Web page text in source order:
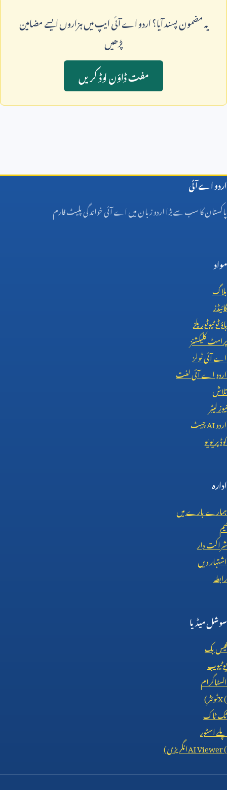
يہ مضمون پسند آيا؟ اردو اے آئی ايپ ميں ہزاروں ايسے مضامين
پڑھيں
مفت ڈاؤن لوڈ کريں
اردو اے آئی
پاکستان کا سب سے بڑا اردو زبان میں اے آئی خواندگی پلیٹ فارم
مواد
بلاگ
گائیڈز
ہاؤ ٹو ٹیوٹوریلز
پرامٹ کلیکشنز
اے آئی ٹولز
اردو اے آئی لغت
تلاش
نیوز لیٹر
اردوAIچیٹ
کوڈ پریویو
ادارہ
ہمارے بارے میں
ٹیم
شراکت دار
اشتہار دیں
رابطہ
سوشل میڈیا
فیس بک
یوٹیوب
انسٹاگرام
X (ٹوئٹر)
ٹک ٹاک
پلے اسٹور
AI Viewer (انگریزی)